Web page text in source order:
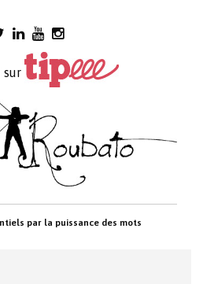
sur
par la puissance des mots